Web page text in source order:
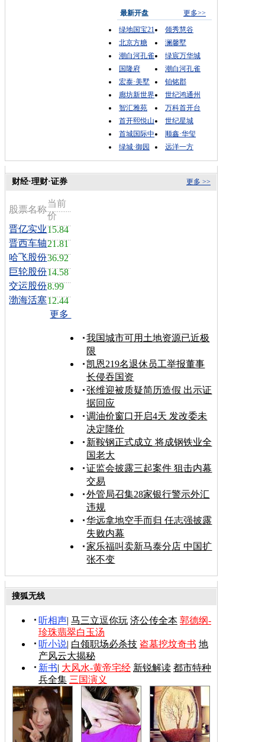
最新开盘
更多>>
绿地国宝21
领秀慧谷
北京方糖
澜馨墅
潮白河孔雀
绿宸万华城
国隆府
潮白河孔雀
宏泰·美墅
铂铭郡
廊坊新世界
世纪鸿通州
智汇雅苑
万科首开台
首开熙悦山
世纪星城
首城国际中
顺鑫·华玺
绿城·御园
远洋一方
更多 >>
财经·理财·证券
股票名称
当前
价
晋亿实业15.84
晋西车轴21.81
哈飞股份36.92
巨轮股份14.58
交运股份8.99
渤海活塞12.44
更多
我国城市可用土地资源已近极
限
凯恩219名退休员工举报董事
长侵吞国资
张维迎被质疑简历造假 出示证
据回应
调油价窗口开启4天 发改委未
决定降价
新鞍钢正式成立 将成钢铁业全
国老大
证监会披露三起案件 狙击内幕
交易
外管局召集28家银行警示外汇
违规
华远拿地空手而归 任志强披露
失败内幕
家乐福叫卖新马泰分店 中国扩
张不变
搜狐无线
听相声| 马三立逗你玩 济公传全本 郭德纲-
珍珠翡翠白玉汤
听小说| 白领职场必杀技 盗墓挖坟奇书 地
产风云大揭秘
新书| 大风水-黄帝宅经 新锐解读 都市特种
兵全集 三国演义